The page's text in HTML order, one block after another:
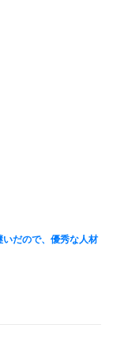
だので、優秀な人材